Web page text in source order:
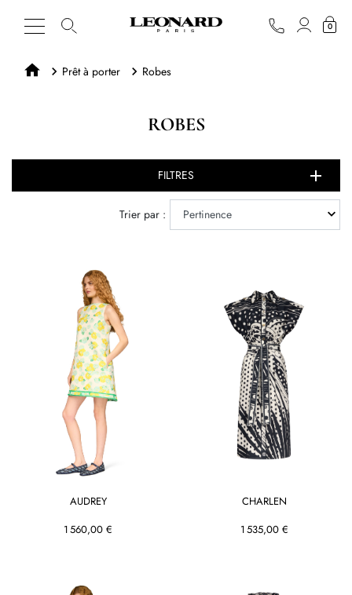
0
Prêt à porter Robes
ROBES
FILTRES
Trier par :
AUDREY
1 560,00 €
CHARLEN
1 535,00 €